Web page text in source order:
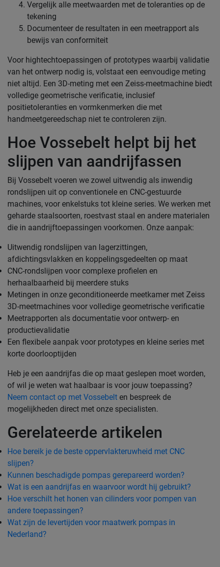
Vergelijk alle meetwaarden met de toleranties op de
tekening
Documenteer de resultaten in een meetrapport als
bewijs van conformiteit
Voor hightechtoepassingen of prototypes waarbij validatie
van het ontwerp nodig is, volstaat een eenvoudige meting
niet altijd. Een 3D-meting met een Zeiss-meetmachine biedt
volledige geometrische verificatie, inclusief
positietoleranties en vormkenmerken die met
handmeetgereedschap niet te controleren zijn.
Hoe Vossebelt helpt bij het
slijpen van aandrijfassen
Bij Vossebelt voeren we zowel uitwendig als inwendig
rondslijpen uit op conventionele en CNC-gestuurde
machines, voor enkelstuks tot kleine series. We werken met
geharde staalsoorten, roestvast staal en andere materialen
die in aandrijftoepassingen voorkomen. Onze aanpak:
Uitwendig rondslijpen van lagerzittingen,
afdichtingsvlakken en koppelingsgedeelten op maat
CNC-rondslijpen voor complexe profielen en
herhaalbaarheid bij meerdere stuks
Metingen in onze geconditioneerde meetkamer met Zeiss
3D-meetmachines voor volledige geometrische verificatie
Meetrapporten als documentatie voor ontwerp- en
productievalidatie
Een flexibele aanpak voor prototypes en kleine series met
korte doorlooptijden
Heb je een aandrijfas die op maat geslepen moet worden,
of wil je weten wat haalbaar is voor jouw toepassing?
Neem contact op met Vossebelt en bespreek de
mogelijkheden direct met onze specialisten.
Gerelateerde artikelen
Hoe bereik je de beste oppervlakteruwheid met CNC
slijpen?
Kunnen beschadigde pompas gerepareerd worden?
Wat is een aandrijfas en waarvoor wordt hij gebruikt?
Hoe verschilt het honen van cilinders voor pompen van
andere toepassingen?
Wat zijn de levertijden voor maatwerk pompas in
Nederland?